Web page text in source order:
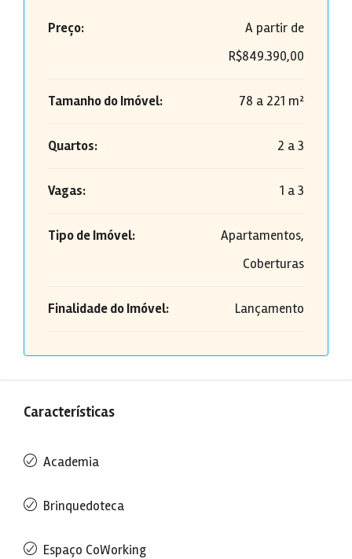
Preço:
A partir de
R$849.390,00
Tamanho do Imóvel: 78 a 221 m²
Quartos: 2 a 3
Vagas: 1 a 3
Tipo de Imóvel:
Apartamentos,
Coberturas
Finalidade do Imóvel: Lançamento
Características
Academia
Brinquedoteca
Espaço CoWorking